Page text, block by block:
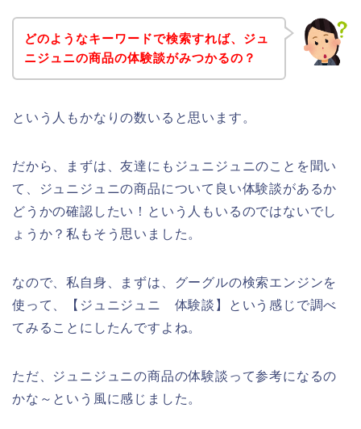
どのようなキーワードで検索すれば、ジュ
ニジュニの商品の体験談がみつかるの？
という人もかなりの数いると思います。
だから、まずは、友達にもジュニジュニのことを聞い
て、ジュニジュニの商品について良い体験談があるか
どうかの確認したい！という人もいるのではないでし
ょうか？私もそう思いました。
なので、私自身、まずは、グーグルの検索エンジンを
使って、【ジュニジュニ 体験談】という感じで調べ
てみることにしたんですよね。
ただ、ジュニジュニの商品の体験談って参考になるの
かな～という風に感じました。